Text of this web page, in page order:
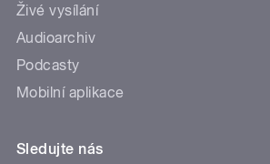
Živé vysílání
Audioarchiv
Podcasty
Mobilní aplikace
Sledujte nás